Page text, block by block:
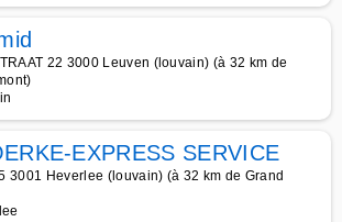
22 3000 Leuven (louvain) (à 32 km de
EXPRESS SERVICE
3001 Heverlee (louvain) (à 32 km de Grand